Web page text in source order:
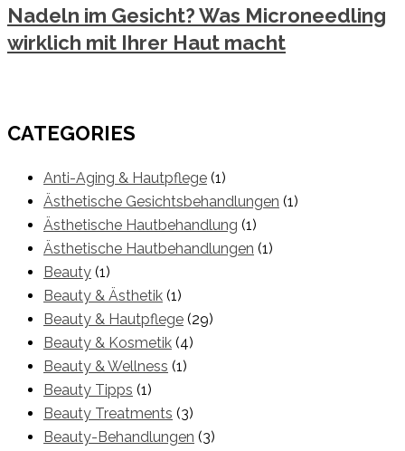
Nadeln im Gesicht? Was Microneedling
wirklich mit Ihrer Haut macht
CATEGORIES
Anti-Aging & Hautpflege (1)
Ästhetische Gesichtsbehandlungen (1)
Ästhetische Hautbehandlung (1)
Ästhetische Hautbehandlungen (1)
Beauty (1)
Beauty & Ästhetik (1)
Beauty & Hautpflege (29)
Beauty & Kosmetik (4)
Beauty & Wellness (1)
Beauty Tipps (1)
Beauty Treatments (3)
Beauty-Behandlungen (3)